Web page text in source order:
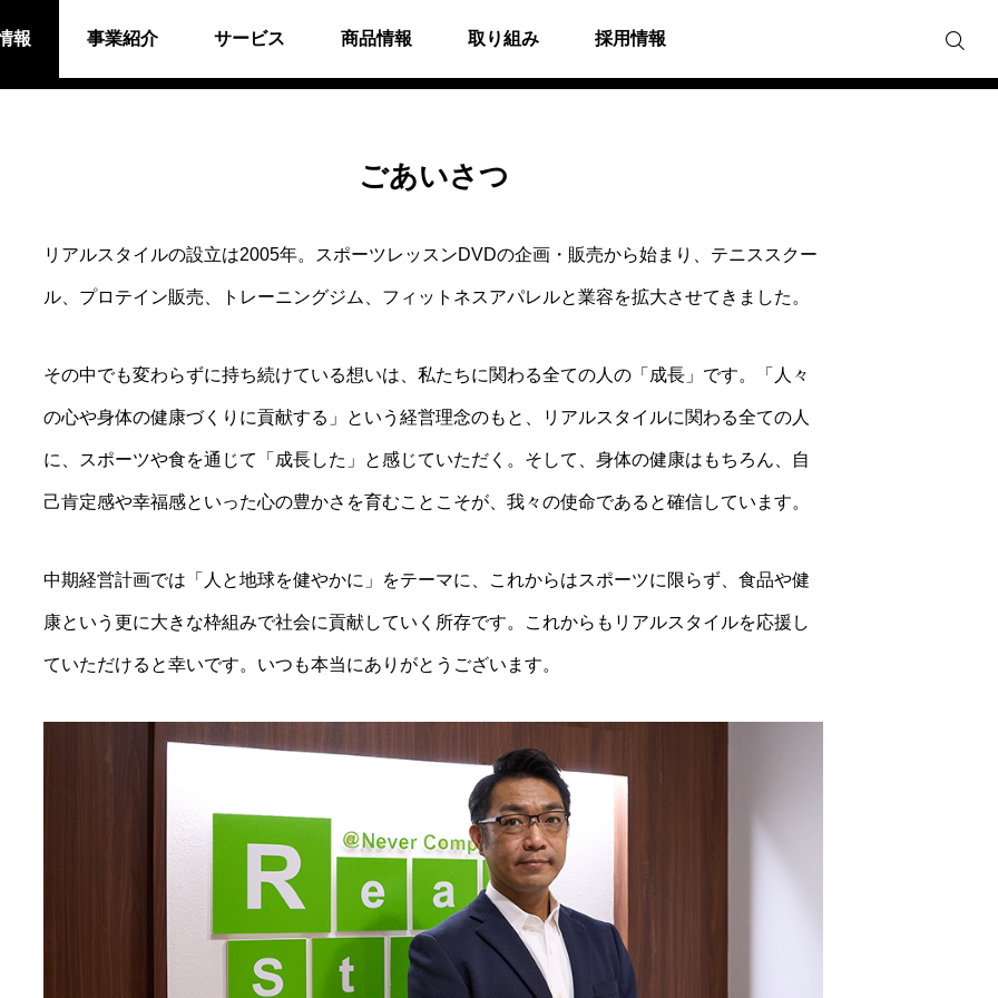
報 事業紹介 サービス 商品情報 取り組み 採用情報
ごあいさつ
リアルスタイルの設立は2005年。スポーツレッスンDVDの企画・販売から始まり、テニススクー
ル、プロテイン販売、トレーニングジム、フィットネスアパレルと業容を拡大させてきました。
その中でも変わらずに持ち続けている想いは、私たちに関わる全ての人の「成長」です。「人々
の心や身体の健康づくりに貢献する」という経営理念のもと、リアルスタイルに関わる全ての人
に、スポーツや食を通じて「成長した」と感じていただく。そして、身体の健康はもちろん、自
己肯定感や幸福感といった心の豊かさを育むことこそが、我々の使命であると確信しています。
中期経営計画では「人と地球を健やかに」をテーマに、これからはスポーツに限らず、食品や健
康という更に大きな枠組みで社会に貢献していく所存です。これからもリアルスタイルを応援し
ていただけると幸いです。いつも本当にありがとうございます。